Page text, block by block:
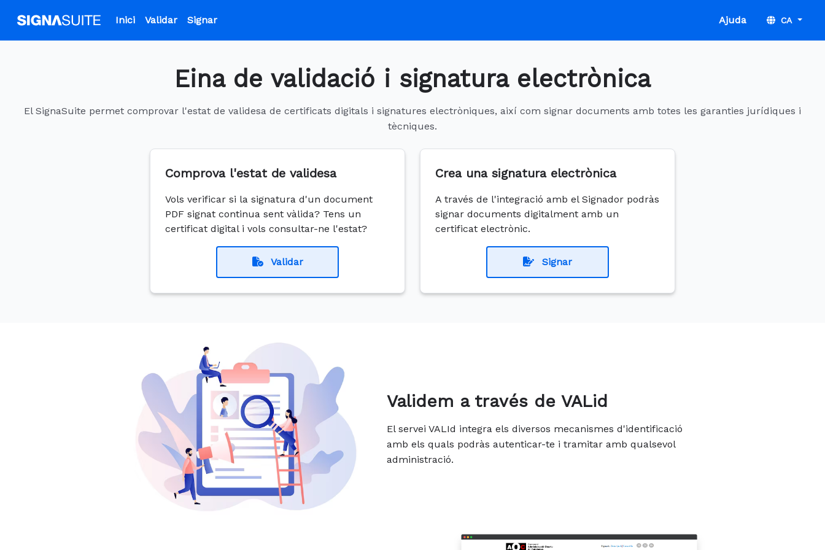
Inici Validar Signar Ajuda CA
Eina de validació i signatura electrònica
El SignaSuite permet comprovar l'estat de validesa de certificats digitals i signatures electròniques, així com signar documents amb totes les garanties jurídiques i
tècniques.
Comprova l'estat de validesa
Vols verificar si la signatura d'un document
PDF signat continua sent vàlida? Tens un
certificat digital i vols consultar-ne l'estat?
Validar
Crea una signatura electrònica
A través de l'integració amb el Signador podràs
signar documents digitalment amb un
certificat electrònic.
Signar
Validem a través de VALid
El servei VALId integra els diversos mecanismes d'identificació
amb els quals podràs autenticar-te i tramitar amb qualsevol
administració.